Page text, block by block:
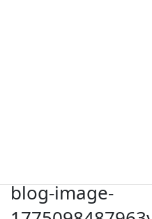
blog-image-